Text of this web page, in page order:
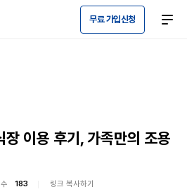
무료 가입신청
이용 후기, 가족만의 조용
183 링크 복사하기